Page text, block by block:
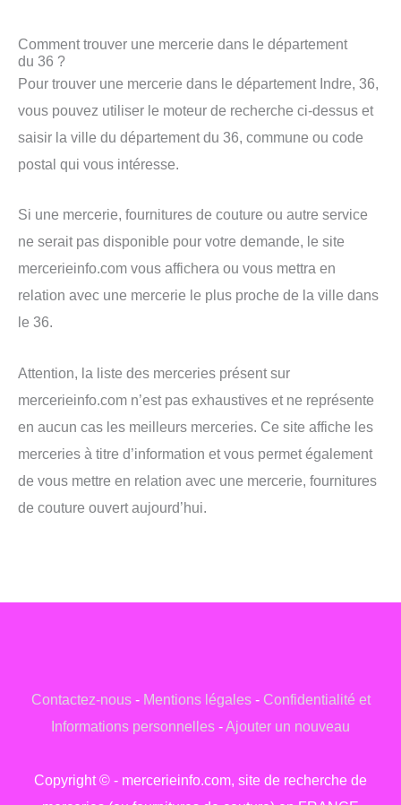
Comment trouver une mercerie dans le département
du 36 ?
Pour trouver une mercerie dans le département Indre, 36,
vous pouvez utiliser le moteur de recherche ci-dessus et
saisir la ville du département du 36, commune ou code
postal qui vous intéresse.
Si une mercerie, fournitures de couture ou autre service
ne serait pas disponible pour votre demande, le site
mercerieinfo.com vous affichera ou vous mettra en
relation avec une mercerie le plus proche de la ville dans
le 36.
Attention, la liste des merceries présent sur
mercerieinfo.com n’est pas exhaustives et ne représente
en aucun cas les meilleurs merceries. Ce site affiche les
merceries à titre d’information et vous permet également
de vous mettre en relation avec une mercerie, fournitures
de couture ouvert aujourd’hui.
Contactez-nous- Mentions légales- Confidentialité et
Informations personnelles -Ajouter un nouveau
Copyright © - mercerieinfo.com, site de recherche de